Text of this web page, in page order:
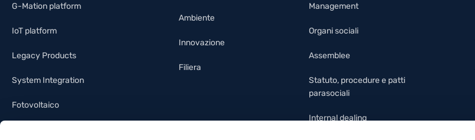
G-Mation platform
IoT platform
Legacy Products
System Integration
Fotovoltaico
Ambiente
Innovazione
Filiera
Management
Organi sociali
Assemblee
Statuto, procedure e patti
parasociali
Internal dealing